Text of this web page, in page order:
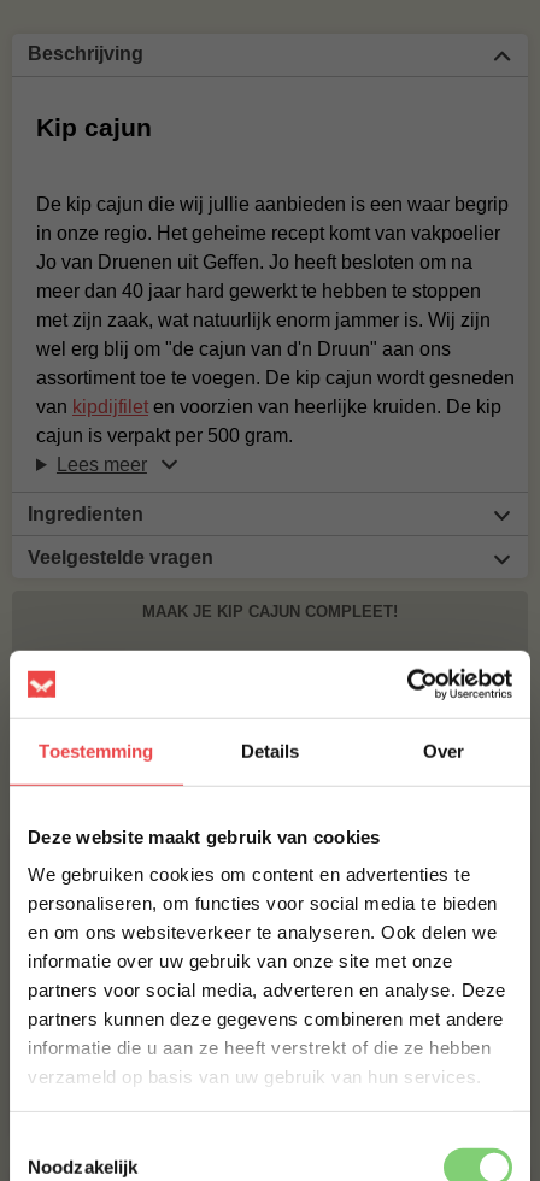
Toestemming Details Over
Deze website maakt gebruik van cookies
We gebruiken cookies om content en advertenties te
personaliseren, om functies voor social media te bieden
en om ons websiteverkeer te analyseren. Ook delen we
informatie over uw gebruik van onze site met onze
partners voor social media, adverteren en analyse. Deze
partners kunnen deze gegevens combineren met andere
informatie die u aan ze heeft verstrekt of die ze hebben
verzameld op basis van uw gebruik van hun services.
Noodzakelijk
Beschrijving
Kip cajun
De kip cajun die wij jullie aanbieden is een waar begrip
in onze regio. Het geheime recept komt van vakpoelier
Jo van Druenen uit Geffen. Jo heeft besloten om na
meer dan 40 jaar hard gewerkt te hebben te stoppen
met zijn zaak, wat natuurlijk enorm jammer is. Wij zijn
wel erg blij om "de cajun van d'n Druun" aan ons
assortiment toe te voegen. De kip cajun wordt gesneden
van kipdijfilet en voorzien van heerlijke kruiden. De kip
cajun is verpakt per 500 gram.
Lees meer
Ingredienten
Veelgestelde vragen
MAAK JE KIP CAJUN COMPLEET!
Bestel alles
Kipshoarma
€ 4,-
BBQuality speklap
(6 )
€ 6,95
10% korting op je
eerste bestelling*
Schrijf je in voor onze nieuwsbrief en ontvang direct
10% korting op jouw eerste bestelling.
VOORNAAM
ACHTERNAAM